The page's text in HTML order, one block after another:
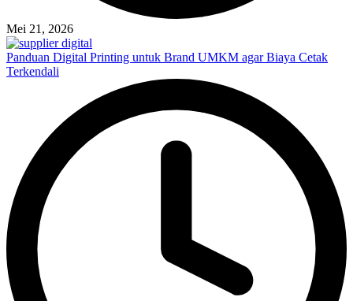
Mei 21, 2026
Panduan Digital Printing untuk Brand UMKM agar Biaya Cetak
Terkendali